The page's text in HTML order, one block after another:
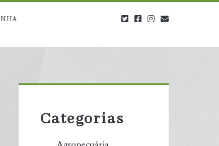
twitterfacebookinstagram
Sidebar
Categorias